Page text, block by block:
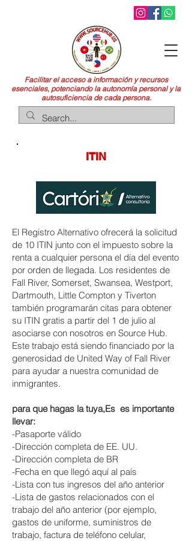
Facilitar el acceso a información y recursos
esenciales, potenciando la autonomía personal y la
autosuficiencia de cada persona.
ITIN
El Registro Alternativo ofrecerá la solicitud
de 10 ITIN junto con el impuesto sobre la
renta a cualquier persona el día del evento
por orden de llegada. Los residentes de
Fall River, Somerset, Swansea, Westport,
Dartmouth, Little Compton y Tiverton
también programarán citas para obtener
su ITIN gratis a partir del 1 de julio al
asociarse con nosotros en Source Hub.
Este trabajo está siendo financiado por la
generosidad de United Way of Fall River
para ayudar a nuestra comunidad de
inmigrantes.
para que hagas la tuya,Es es importante
llevar:
-Pasaporte válido
-Dirección completa de EE. UU.
-Dirección completa de BR
-Fecha en que llegó aquí al país
-Lista con tus ingresos del año anterior
-Lista de gastos relacionados con el
trabajo del año anterior (por ejemplo,
gastos de uniforme, suministros de
trabajo, factura de teléfono celular,